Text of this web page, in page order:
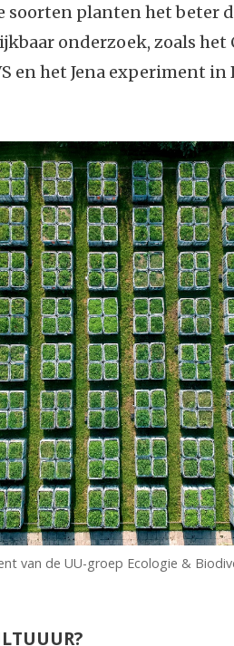
soorten planten het beter
onderzoek, zoals het
en het Jena experiment
van de UU-groep Ecologie &